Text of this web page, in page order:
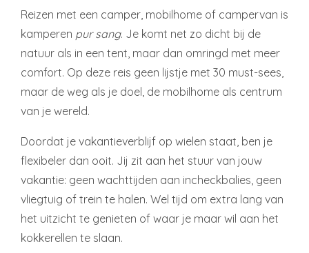
Reizen met een camper, mobilhome of campervan is
kamperen pur sang. Je komt net zo dicht bij de
natuur als in een tent, maar dan omringd met meer
comfort. Op deze reis geen lijstje met 30 must-sees,
maar de weg als je doel, de mobilhome als centrum
van je wereld.
Doordat je vakantieverblijf op wielen staat, ben je
flexibeler dan ooit. Jij zit aan het stuur van jouw
vakantie: geen wachttijden aan incheckbalies, geen
vliegtuig of trein te halen. Wel tijd om extra lang van
het uitzicht te genieten of waar je maar wil aan het
kokkerellen te slaan.